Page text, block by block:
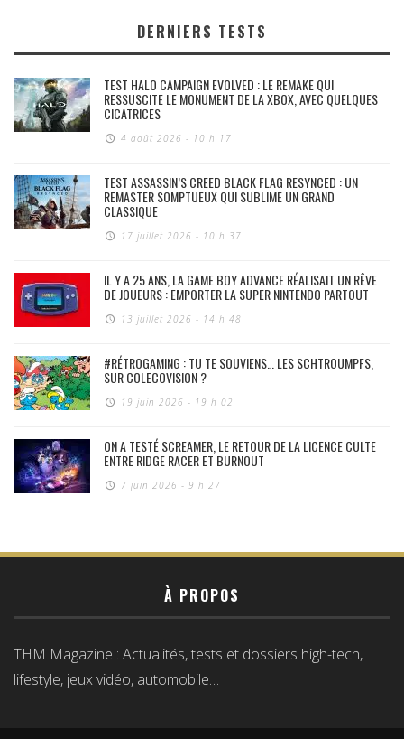
DERNIERS TESTS
TEST HALO CAMPAIGN EVOLVED : LE REMAKE QUI
RESSUSCITE LE MONUMENT DE LA XBOX, AVEC QUELQUES
CICATRICES
4 août 2026 - 10 h 17
TEST ASSASSIN’S CREED BLACK FLAG RESYNCED : UN
REMASTER SOMPTUEUX QUI SUBLIME UN GRAND
CLASSIQUE
17 juillet 2026 - 10 h 37
IL Y A 25 ANS, LA GAME BOY ADVANCE RÉALISAIT UN RÊVE
DE JOUEURS : EMPORTER LA SUPER NINTENDO PARTOUT
13 juillet 2026 - 14 h 48
#RÉTROGAMING : TU TE SOUVIENS… LES SCHTROUMPFS,
SUR COLECOVISION ?
19 juin 2026 - 19 h 02
ON A TESTÉ SCREAMER, LE RETOUR DE LA LICENCE CULTE
ENTRE RIDGE RACER ET BURNOUT
7 juin 2026 - 9 h 27
À PROPOS
THM Magazine : Actualités, tests et dossiers high-tech,
lifestyle, jeux vidéo, automobile…